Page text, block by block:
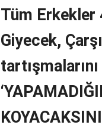
Tüm Erkekler
Giyecek,